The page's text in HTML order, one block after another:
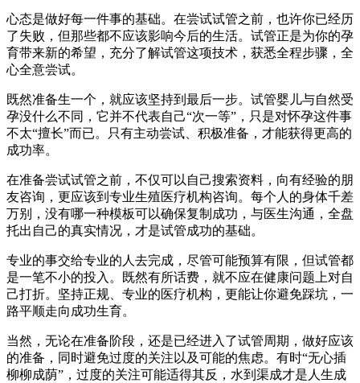
心态是做好每一件事的基础。在尝试试管之前，也许你已经历
了失败，但那些都不应该影响今后的生活。试管正是为你的孕
育带来新的希望，充分了解试管这项技术，获悉全程步骤，全
心全意尝试。
既然准备生一个，就应该坚持到最后一步。试管婴儿与自然受
孕没什么不同，它并不代表自己“次一等”，只是对怀孕这件事
不太“擅长”而已。只有主动尝试、积极准备，才能获得更高的
成功率。
在准备尝试试管之前，不仅可以自己搜索资料，向有经验的朋
友咨询，更应该到专业生殖医疗机构咨询。每个人的身体千差
万别，没有哪一种模板可以确保复制成功，与医生沟通，全盘
托出自己的真实情况，才是试管成功的基础。
专业的事交给专业的人去完成，尽管可能预算有限，但试管都
是一笔不小的投入。既然有所话费，就不应在健康问题上对自
己打折。坚持正规、专业的医疗机构，更能让你避免踩坑，一
路平顺走向成功生育。
当然，无论在准备阶段，还是已经进入了试管周期，做好应该
的准备，同时避免过度的关注以及可能的焦虑。有时“无心插
柳柳成荫”，过度的关注可能适得其反，水到渠成才是人生成